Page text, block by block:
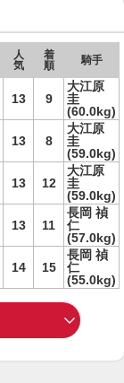
人
気
着
順
騎手
13 9
大江原
圭
(60.0kg)
13 8
大江原
圭
(59.0kg)
13 12
大江原
圭
(59.0kg)
13 11
長岡 禎
仁
(57.0kg)
14 15
長岡 禎
仁
(55.0kg)